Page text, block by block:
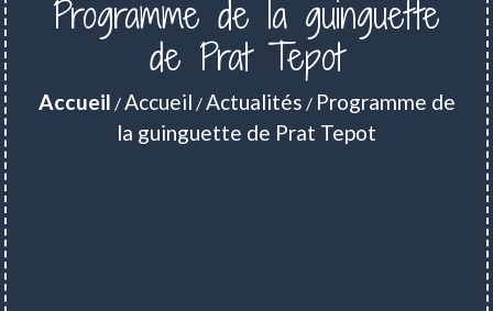
Programme de la guinguette
de Prat Tepot
Accueil /Accueil /Actualités / Programme de
la guinguette de Prat Tepot